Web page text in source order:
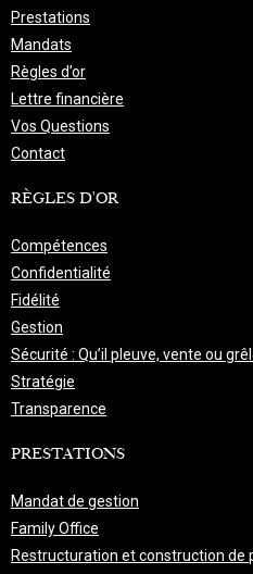
Prestations
Mandats
Règles d’or
Lettre financière
Vos Questions
Contact
RÈGLES D'OR
Compétences
Confidentialité
Fidélité
Gestion
Sécurité : Qu’il pleuve, vente ou
Stratégie
Transparence
PRESTATIONS
Mandat de gestion
Family Office
Restructuration et construction de